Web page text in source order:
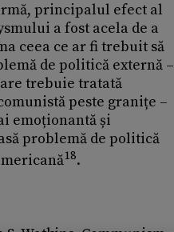
principalul efect al
a fost acela de a
ceea ce ar fi trebuit să
de politică externă –
trebuie tratată
peste granițe –
emoționantă și
problemă de politică
18.